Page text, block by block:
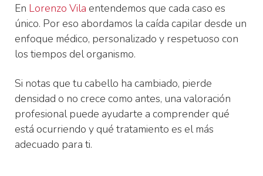
En Lorenzo Vila entendemos que cada caso es
único. Por eso abordamos la caída capilar desde un
enfoque médico, personalizado y respetuoso con
los tiempos del organismo.
Si notas que tu cabello ha cambiado, pierde
densidad o no crece como antes, una valoración
profesional puede ayudarte a comprender qué
está ocurriendo y qué tratamiento es el más
adecuado para ti.